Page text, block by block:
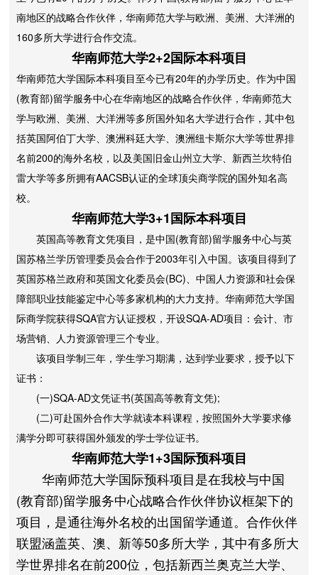
南地区的战略合作伙伴，华南师范大学与欧洲、美洲、大洋洲的
160多所大学进行合作交流。
华南师范大学2+2国际本科项目
华南师范大学国际本科项目至今已有20年的办学历史。作为中国
(教育部)留学服务中心在华南地区的战略合作伙伴，华南师范大
学与欧洲、美洲、大洋洲等多所国外知名大学进行合作，其中包
括英国阿伯丁大学、澳洲科廷大学、澳洲纽卡斯尔大学等世界排
名前200的海外名校，以及美国旧金山州立大学、新西兰坎特伯
雷大学等多所拥有AACSB认证的全球顶尖商学院的国外知名高
校。
华南师范大学3+1国际本科项目
英国高等教育文凭项目，是中国(教育部)留学服务中心与英
国苏格兰学历管理委员会合作于2003年引入中国。该项目得到了
英国苏格兰政府和英国文化委员会(BC)、中国人力资源和社会保
障部职业技能鉴定中心等多家机构的大力支持。华南师范大学国
际商学院获得SQA官方认证授权，开设SQA-AD项目：会计、市
场营销、人力资源管理三个专业。
该项目学制三年，学生学习期满，达到学业要求，授予以下
证书：
(一)SQA-AD文凭证书(英国高等教育文凭);
(二)可赴国外合作大学就读本科课程，按照国外大学要求修
满学分即可获得国外颁发的学士学位证书。
华南师范大学1+3国际预科项目
华南师范大学国际预科项目是在我校与中国
(教育部)留学服务中心战略合作伙伴协议框架下的
项目，是通往海外名校的出国留学通道。合作伙伴
联盟涵盖英、澳、新等50多所大学，其中有多所大
学世界排名在前200位，包括新西兰奥克兰大学、